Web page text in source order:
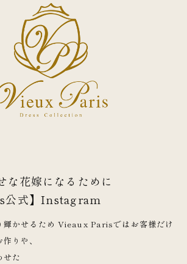
な花嫁になるために
公式】Instagram
輝かせるため Vieaux Parisではお客様だけ
りや、
せた